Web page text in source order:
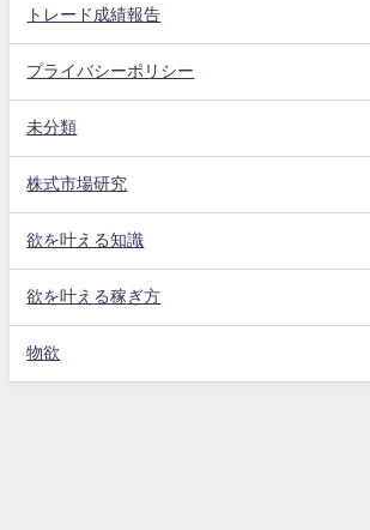
トレード成績報告
プライバシーポリシー
未分類
株式市場研究
欲を叶える知識
欲を叶える稼ぎ方
物欲